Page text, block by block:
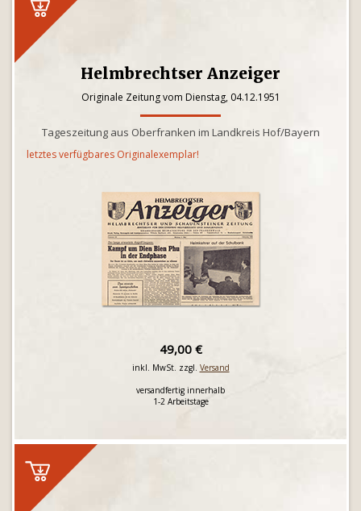
Helmbrechtser Anzeiger
Originale Zeitung vom Dienstag, 04.12.1951
Tageszeitung aus Oberfranken im Landkreis Hof/Bayern
letztes verfügbares Originalexemplar!
49,00 €
inkl. MwSt. zzgl. Versand
versandfertig innerhalb
1-2 Arbeitstage